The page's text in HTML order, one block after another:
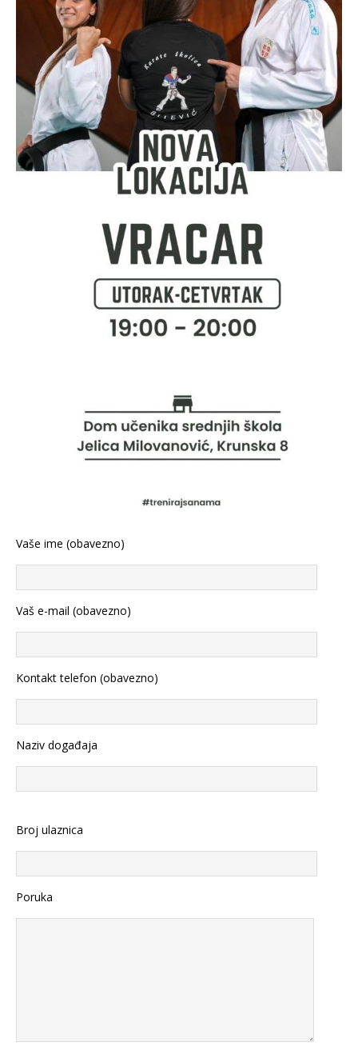
Vaše ime (obavezno)
Vaš e-mail (obavezno)
Kontakt telefon (obavezno)
Naziv događaja
Broj ulaznica
Poruka